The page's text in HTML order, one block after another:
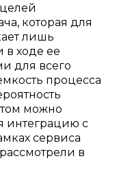
которая для
лишь
ходе ее
для всего
процесса
можно
интеграцию с
сервиса
в